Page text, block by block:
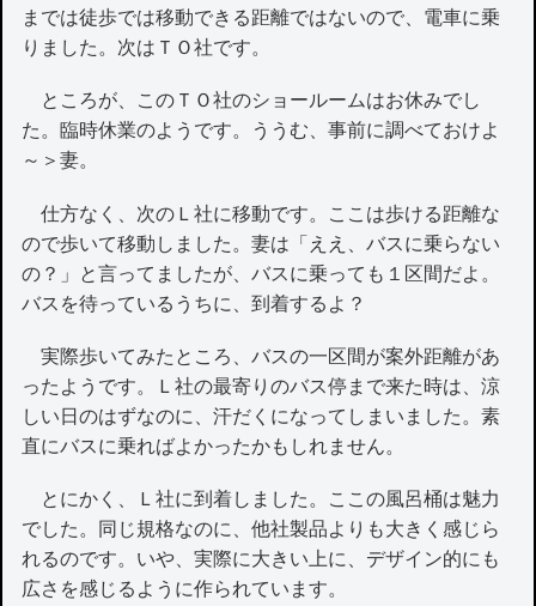
までは徒歩では移動できる距離ではないので、電車に乗
りました。次はＴＯ社です。
ところが、このＴＯ社のショールームはお休みでし
た。臨時休業のようです。ううむ、事前に調べておけよ
～＞妻。
仕方なく、次のＬ社に移動です。ここは歩ける距離な
ので歩いて移動しました。妻は「ええ、バスに乗らない
の？」と言ってましたが、バスに乗っても１区間だよ。
バスを待っているうちに、到着するよ？
実際歩いてみたところ、バスの一区間が案外距離があ
ったようです。Ｌ社の最寄りのバス停まで来た時は、涼
しい日のはずなのに、汗だくになってしまいました。素
直にバスに乗ればよかったかもしれません。
とにかく、Ｌ社に到着しました。ここの風呂桶は魅力
でした。同じ規格なのに、他社製品よりも大きく感じら
れるのです。いや、実際に大きい上に、デザイン的にも
広さを感じるように作られています。